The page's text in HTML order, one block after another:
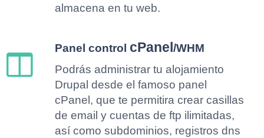
almacena en tu web.
Panel control cPanel/WHM
Podrás administrar tu alojamiento
Drupal desde el famoso panel
cPanel, que te permitira crear casillas
de email y cuentas de ftp ilimitadas,
así como subdominios, registros dns